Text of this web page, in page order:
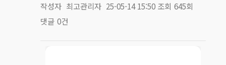
작성자 최고관리자 25-05-14 15:50 조회 645회
댓글 0건